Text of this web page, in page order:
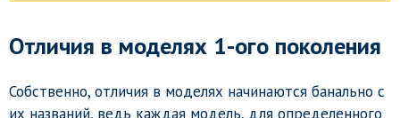
Отличия в моделях 1-ого поколения
Собственно, отличия в моделях начинаются банально с
их названий, ведь каждая модель, для определенного